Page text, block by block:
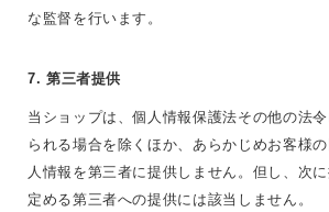
な監督を行います。
7. 第三者提供
当ショップは、個人情報保護法その他の法
られる場合を除くほか、あらかじめお客様
人情報を第三者に提供しません。但し、次
定める第三者への提供には該当しません。